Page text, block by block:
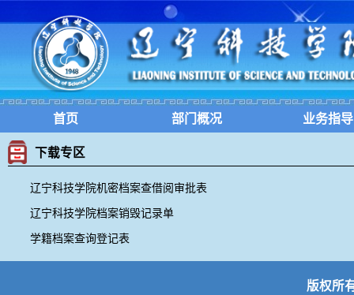
首页 部门概况 业务指导
下载专区
辽宁科技学院机密档案查借阅审批表
辽宁科技学院档案销毁记录单
学籍档案查询登记表
版权所